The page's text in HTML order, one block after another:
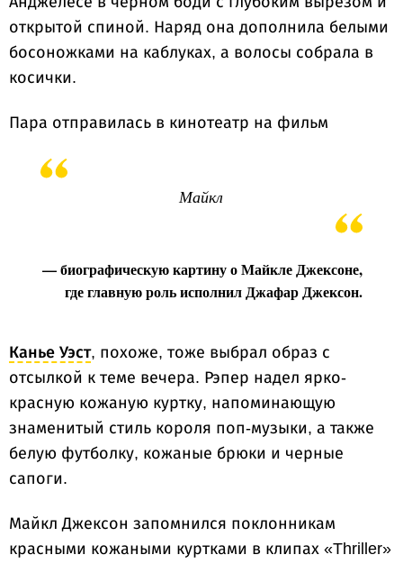
открытой спиной. Наряд она дополнила белыми
босоножками на каблуках, а волосы собрала в
косички.
Пара отправилась в кинотеатр на фильм
Майкл
— биографическую картину о Майкле Джексоне,
где главную роль исполнил Джафар Джексон.
Канье Уэст, похоже, тоже выбрал образ с
отсылкой к теме вечера. Рэпер надел ярко-
красную кожаную куртку, напоминающую
знаменитый стиль короля поп-музыки, а также
белую футболку, кожаные брюки и черные
сапоги.
Майкл Джексон запомнился поклонникам
красными кожаными куртками в клипах «Thriller»